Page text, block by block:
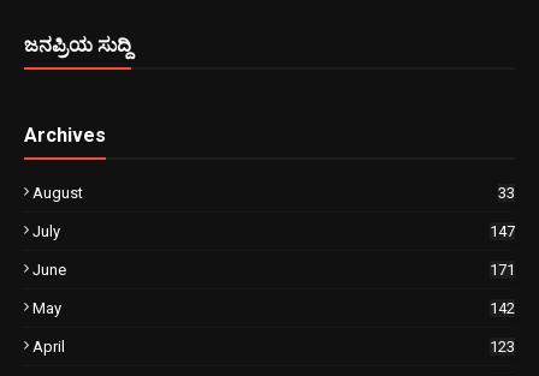
ಜನಪ್ರಿಯ ಸುದ್ದಿ
Archives
August 33
July 147
June 171
May 142
April 123